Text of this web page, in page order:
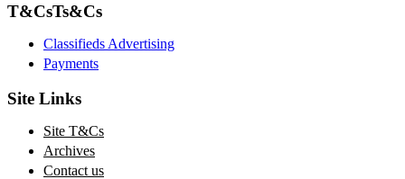
T&CsTs&Cs
Classifieds Advertising
Payments
Site Links
Site T&Cs
Archives
Contact us